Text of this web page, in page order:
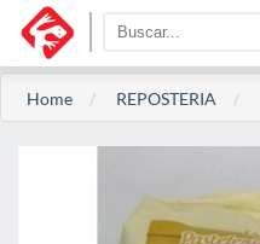
Home REPOSTERIA